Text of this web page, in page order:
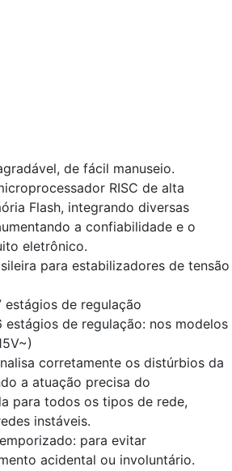
de fácil manuseio.
RISC de alta
Flash, integrando diversas
a confiabilidade e o
eletrônico.
para estabilizadores de tensão
de regulação
de regulação: nos modelos
corretamente os distúrbios da
a atuação precisa do
para todos os tipos de rede,
instáveis.
para evitar
acidental ou involuntário.